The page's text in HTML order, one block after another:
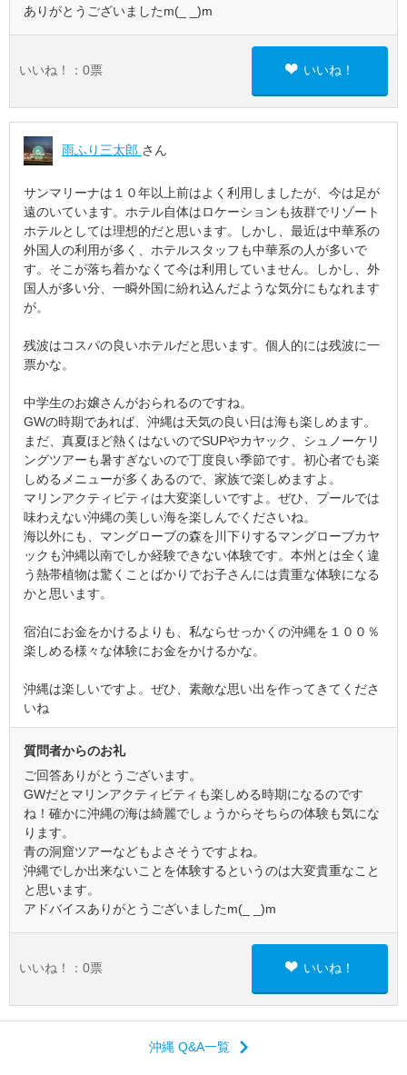
ありがとうございましたm(_ _)m
いいね！： 0票 いいね！
雨ふり三太郎 さん
サンマリーナは１０年以上前はよく利用しましたが、今は足が
遠のいています。ホテル自体はロケーションも抜群でリゾート
ホテルとしては理想的だと思います。しかし、最近は中華系の
外国人の利用が多く、ホテルスタッフも中華系の人が多いで
す。そこが落ち着かなくて今は利用していません。しかし、外
国人が多い分、一瞬外国に紛れ込んだような気分にもなれます
が。
残波はコスパの良いホテルだと思います。個人的には残波に一
票かな。
中学生のお嬢さんがおられるのですね。
GWの時期であれば、沖縄は天気の良い日は海も楽しめます。
まだ、真夏ほど熱くはないのでSUPやカヤック、シュノーケリ
ングツアーも暑すぎないので丁度良い季節です。初心者でも楽
しめるメニューが多くあるので、家族で楽しめますよ。
マリンアクティビティは大変楽しいですよ。ぜひ、プールでは
味わえない沖縄の美しい海を楽しんでくださいね。
海以外にも、マングローブの森を川下りするマングローブカヤ
ックも沖縄以南でしか経験できない体験です。本州とは全く違
う熱帯植物は驚くことばかりでお子さんには貴重な体験になる
かと思います。
宿泊にお金をかけるよりも、私ならせっかくの沖縄を１００％
楽しめる様々な体験にお金をかけるかな。
沖縄は楽しいですよ。ぜひ、素敵な思い出を作ってきてくださ
いね
質問者からのお礼
ご回答ありがとうございます。
GWだとマリンアクティビティも楽しめる時期になるのです
ね！確かに沖縄の海は綺麗でしょうからそちらの体験も気にな
ります。
青の洞窟ツアーなどもよさそうですよね。
沖縄でしか出来ないことを体験するというのは大変貴重なこと
と思います。
アドバイスありがとうございましたm(_ _)m
いいね！： 0票 いいね！
沖縄 Q&A一覧